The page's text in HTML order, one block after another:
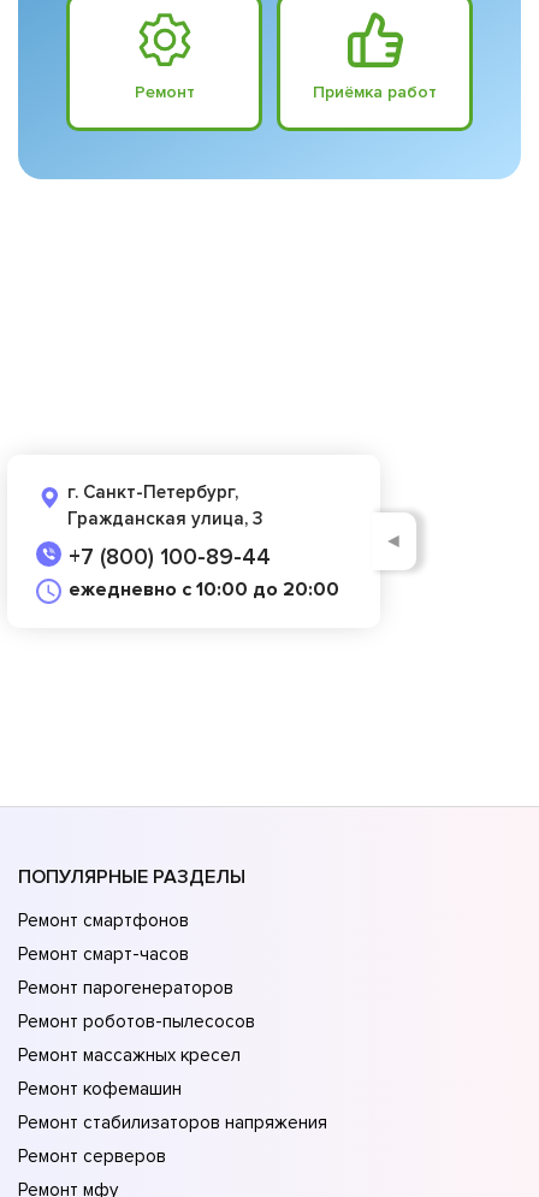
Ремонт Приёмка работ
г. Санкт-Петербург,
Гражданская улица, 3
+7 (800) 100-89-44
ежедневно с 10:00 до 20:00
◄
ПОПУЛЯРНЫЕ РАЗДЕЛЫ
Ремонт смартфонов
Ремонт смарт-часов
Ремонт парогенераторов
Ремонт роботов-пылесосов
Ремонт массажных кресел
Ремонт кофемашин
Ремонт стабилизаторов напряжения
Ремонт серверов
Ремонт мфу